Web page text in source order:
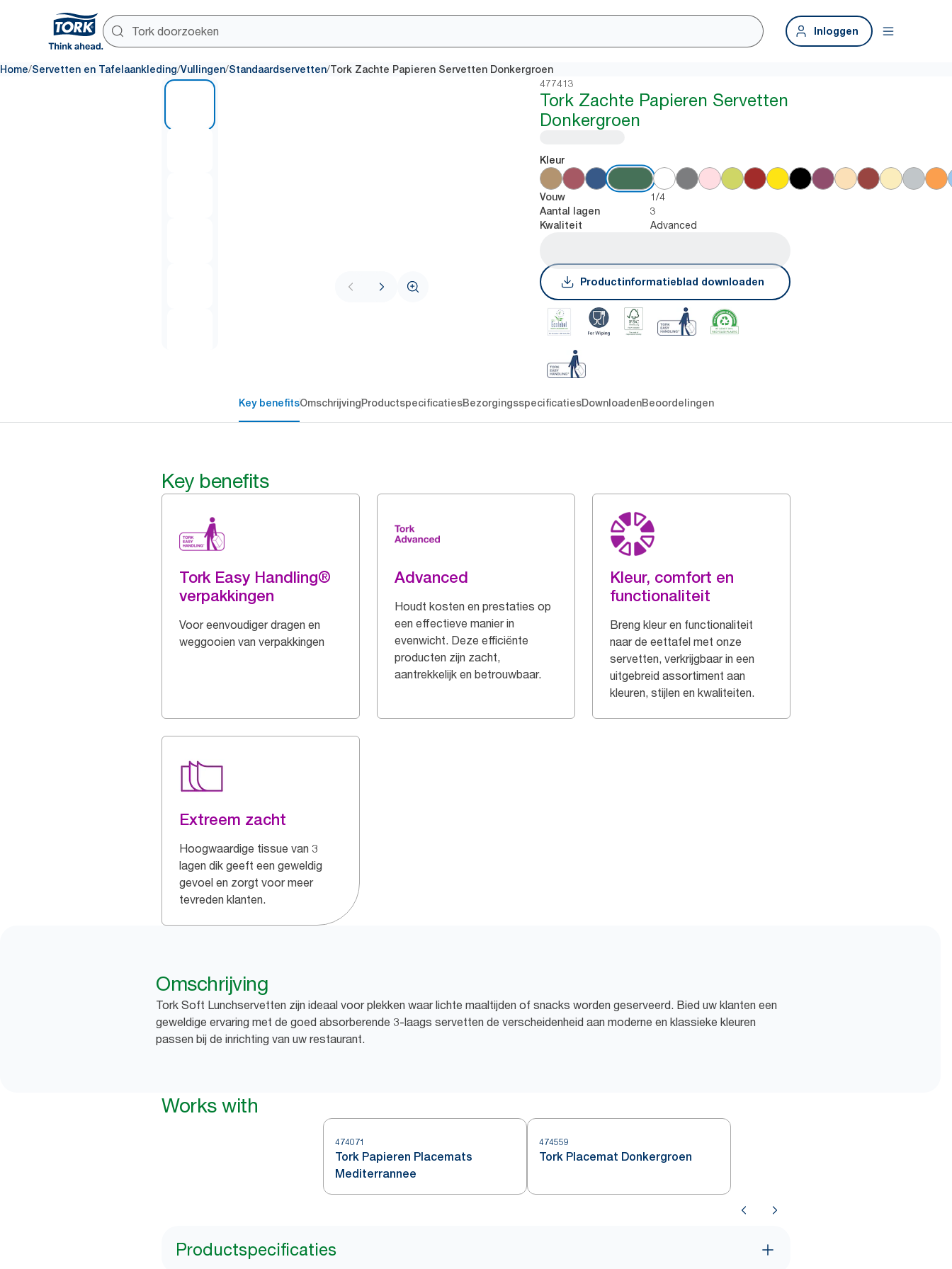
Inloggen
Home/Servetten en Tafelaankleding/Vullingen/Standaardservetten/Tork Zachte Papieren Servetten Donkergroen
477413
Tork Zachte Papieren Servetten
Donkergroen
Kleur
Vouw 1/4
Aantal lagen 3
Kwaliteit Advanced
Productinformatieblad downloaden
Key benefitsOmschrijvingProductspecificatiesBezorgingsspecificatiesDownloadenBeoordelingen
Key benefits
Tork Easy Handling®
verpakkingen
Voor eenvoudiger dragen en
weggooien van verpakkingen
Advanced
Houdt kosten en prestaties op
een effectieve manier in
evenwicht. Deze efficiënte
producten zijn zacht,
aantrekkelijk en betrouwbaar.
Kleur, comfort en
functionaliteit
Breng kleur en functionaliteit
naar de eettafel met onze
servetten, verkrijgbaar in een
uitgebreid assortiment aan
kleuren, stijlen en kwaliteiten.
Extreem zacht
Hoogwaardige tissue van 3
lagen dik geeft een geweldig
gevoel en zorgt voor meer
tevreden klanten.
Omschrijving
Tork Soft Lunchservetten zijn ideaal voor plekken waar lichte maaltijden of snacks worden geserveerd. Bied uw klanten een
geweldige ervaring met de goed absorberende 3-laags servetten de verscheidenheid aan moderne en klassieke kleuren
passen bij de inrichting van uw restaurant.
Works with
474071
Tork Papieren Placemats
Mediterrannee
474559
Tork Placemat Donkergroen
Productspecificaties